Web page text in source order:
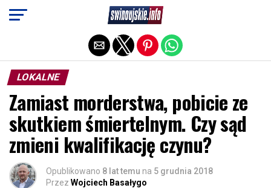
LOKALNE
Zamiast morderstwa, pobicie ze
skutkiem śmiertelnym. Czy sąd
zmieni kwalifikację czynu?
Opublikowano 8 lat temu na 5 grudnia 2018
Przez Wojciech Basałygo
Exit mobile version